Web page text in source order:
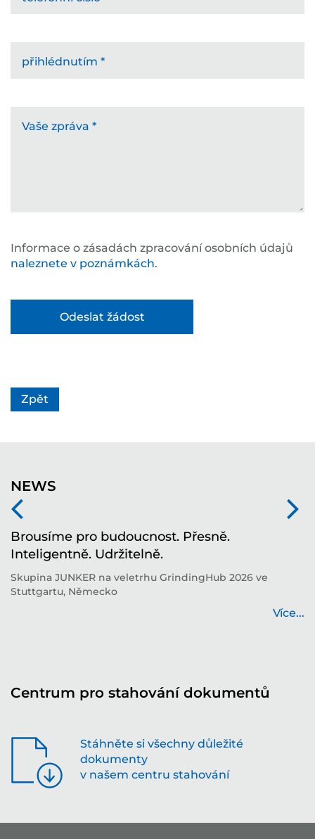
přihlédnutím *
Vaše zpráva *
Informace o zásadách zpracování osobních údajů
naleznete v poznámkách.
Zpět
NEWS
Brousíme pro budoucnost. Přesně.
Inteligentně. Udržitelně.
Skupina JUNKER na veletrhu GrindingHub 2026 ve
Stuttgartu, Německo
Více...
Centrum pro stahování dokumentů
Stáhněte si všechny důležité
dokumenty
v našem centru stahování